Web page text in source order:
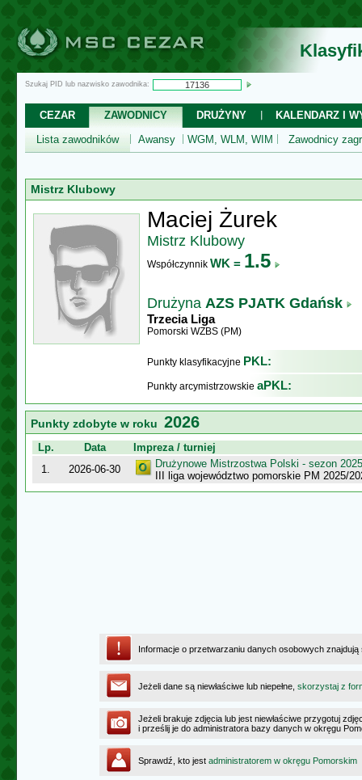
Szukaj PID lub nazwisko zawodnika:
CEZAR ZAWODNICY DRUŻYNY
KALENDARZ I
Lista zawodników
Awansy WGM, WLM, WIM Zawodnicy
Mistrz Klubowy
Maciej Żurek
Mistrz Klubowy
Współczynnik WK = 1.5
Drużyna AZS PJATK Gdańsk
Trzecia Liga
Pomorski WZBS (PM)
Punkty klasyfikacyjne PKL:
Punkty arcymistrzowskie aPKL:
Punkty zdobyte w roku 2026
Lp. Data
Impreza / turniej
1.
2026-06-30
Drużynowe Mistrzostwa Polski - sezon
III liga województwo pomorskie PM 2025/
Informacje o przetwarzaniu danych osobowych
Jeżeli dane są niewłaściwe lub niepełne, skorzystaj z
Jeżeli brakuje zdjęcia lub jest niewłaściwe przygotuj
i prześlij je do administratora bazy danych w okręgu
Sprawdź, kto jest administratorem w okręgu Pomorskim